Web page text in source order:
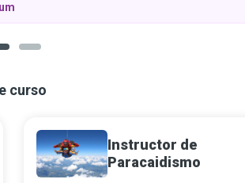
curso
Instructor de
Paracaidismo